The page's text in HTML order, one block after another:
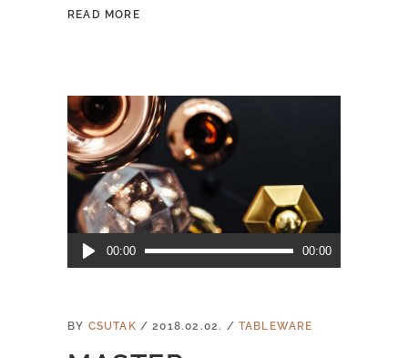
READ MORE
Audió
lejátszó
00:00 00:00
BY CSUTAK 2018.02.02. TABLEWARE